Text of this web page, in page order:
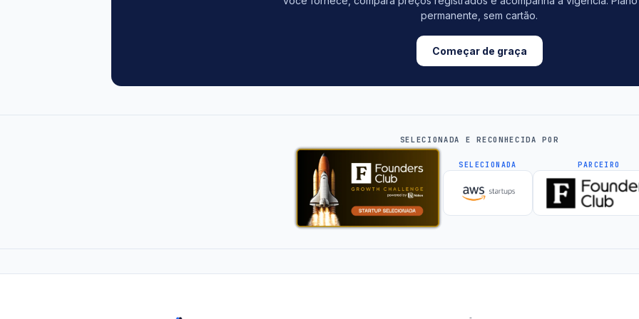
permanente, sem cartão.
Começar de graça
SELECIONADA E RECONHECIDA POR
SELECIONADA PARCEIRO